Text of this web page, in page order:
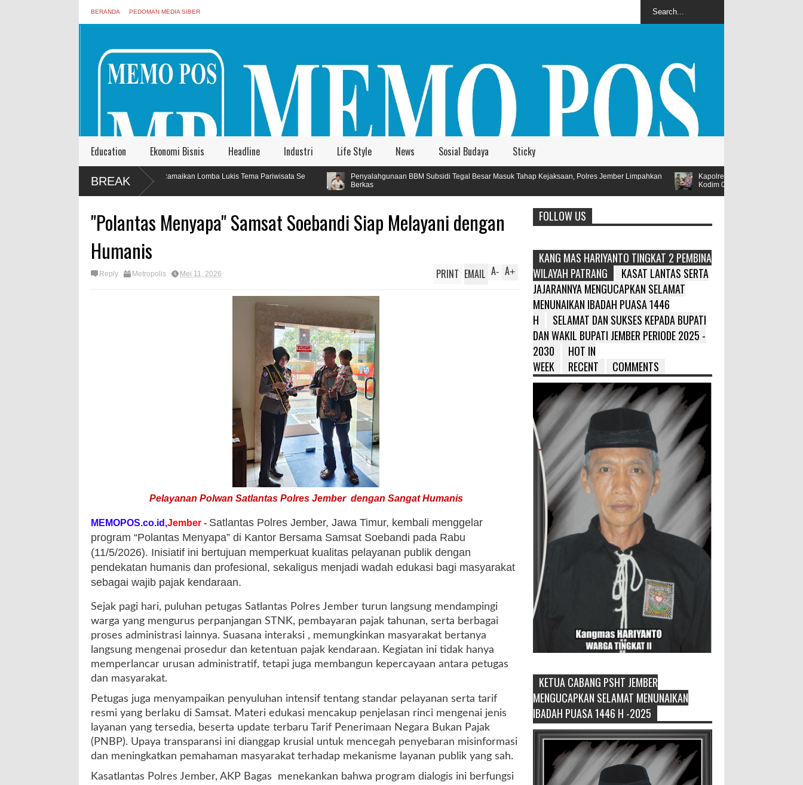
BERANDA PEDOMAN MEDIA SIBER
Education Ekonomi Bisnis Headline Industri Life Style News Sosial Budaya Sticky
BREAK
Art Production Ramaikan Lomba Lukis Tema Pariwisata Se
Penyalahgunaan BBM Subsidi Tegal Besar Masuk Tahap Kejaksaan, Polres Jember Limpahkan
Kapolres Jember AKBP Bobby Didampingi Wakapolres
"Polantas Menyapa" Samsat Soebandi Siap Melayani dengan
Humanis
Reply Metropolis Mei 11, 2026 A+
A-
PRINT EMAIL
Pelayanan Polwan Satlantas Polres Jember dengan Sangat Humanis
MEMOPOS.co.id,Jember - Satlantas Polres Jember, Jawa Timur, kembali menggelar
program “Polantas Menyapa” di Kantor Bersama Samsat Soebandi pada Rabu
(11/5/2026). Inisiatif ini bertujuan memperkuat kualitas pelayanan publik dengan
pendekatan humanis dan profesional, sekaligus menjadi wadah edukasi bagi masyarakat
sebagai wajib pajak kendaraan.
Sejak pagi hari, puluhan petugas Satlantas Polres Jember turun langsung mendampingi
warga yang mengurus perpanjangan STNK, pembayaran pajak tahunan, serta berbagai
proses administrasi lainnya. Suasana interaksi , memungkinkan masyarakat bertanya
langsung mengenai prosedur dan ketentuan pajak kendaraan. Kegiatan ini tidak hanya
memperlancar urusan administratif, tetapi juga membangun kepercayaan antara petugas
dan masyarakat.
Petugas juga menyampaikan penyuluhan intensif tentang standar pelayanan serta tarif
resmi yang berlaku di Samsat. Materi edukasi mencakup penjelasan rinci mengenai jenis
layanan yang tersedia, beserta update terbaru Tarif Penerimaan Negara Bukan Pajak
(PNBP). Upaya transparansi ini dianggap krusial untuk mencegah penyebaran misinformasi
dan meningkatkan pemahaman masyarakat terhadap mekanisme layanan publik yang sah.
Kasatlantas Polres Jember, AKP Bagas menekankan bahwa program dialogis ini berfungsi
FOLLOW US
KANG MAS HARIYANTO TINGKAT 2 PEMBINA
WILAYAH PATRANG
KASAT LANTAS SERTA
JAJARANNYA MENGUCAPKAN SELAMAT
MENUNAIKAN IBADAH PUASA 1446
H
SELAMAT DAN SUKSES KEPADA BUPATI
DAN WAKIL BUPATI JEMBER PERIODE 2025 -
2030
HOT IN
WEEK
RECENT COMMENTS
Generasi Kedua Pertahankan Grup
Keroncong Agar Tetap Eksis
Grup Keroncong Setia Kawan dari
Jember, ikut memeriahkan
panggung JFC Exhibition di Alun-Alun Jember
beberapa waktu lalu. MEMOPOS.co.id, Jem...
KETUA CABANG PSHT JEMBER
MENGUCAPKAN SELAMAT MENUNAIKAN
IBADAH PUASA 1446 H -2025